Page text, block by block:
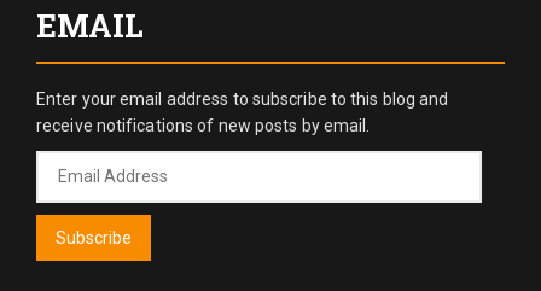
EMAIL
Enter your email address to subscribe to this blog and
receive notifications of new posts by email.
Subscribe